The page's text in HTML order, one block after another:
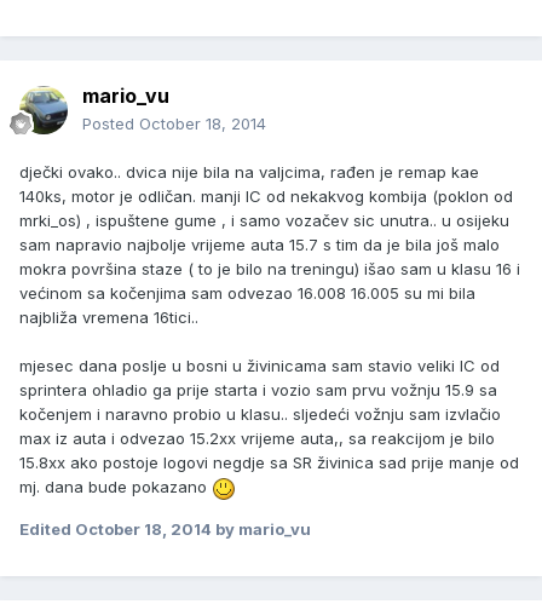
mario_vu
Posted October 18, 2014
dječki ovako.. dvica nije bila na valjcima, rađen je remap kae
140ks, motor je odličan. manji IC od nekakvog kombija (poklon od
mrki_os) , ispuštene gume , i samo vozačev sic unutra.. u osijeku
sam napravio najbolje vrijeme auta 15.7 s tim da je bila još malo
mokra površina staze ( to je bilo na treningu) išao sam u klasu 16 i
većinom sa kočenjima sam odvezao 16.008 16.005 su mi bila
najbliža vremena 16tici..
mjesec dana poslje u bosni u živinicama sam stavio veliki IC od
sprintera ohladio ga prije starta i vozio sam prvu vožnju 15.9 sa
kočenjem i naravno probio u klasu.. sljedeći vožnju sam izvlačio
max iz auta i odvezao 15.2xx vrijeme auta,, sa reakcijom je bilo
15.8xx ako postoje logovi negdje sa SR živinica sad prije manje od
mj. dana bude pokazano
Edited October 18, 2014 by mario_vu